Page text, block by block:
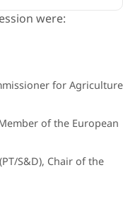
were:
for Agriculture
of the European
(PT/S&D), Chair of the